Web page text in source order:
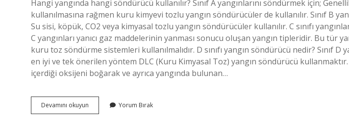
Hangi yangında hangi söndürücü kullanılır? Sınıf A yangınlarını söndürmek için;
kullanılmasına rağmen kuru kimyevi tozlu yangın söndürücüler de kullanılır. Sınıf B
Su sisi, köpük, CO2 veya kimyasal tozlu yangın söndürücüler kullanılır. C sınıfı
C yangınları yanıcı gaz maddelerinin yanması sonucu oluşan yangın tipleridir. Bu tür
kuru toz söndürme sistemleri kullanılmalıdır. D sınıfı yangın söndürücü nedir? Sınıf D
en iyi ve tek önerilen yöntem DLC (Kuru Kimyasal Toz) yangın söndürücü kullanmaktır.
içerdiği oksijeni boğarak ve ayrıca yangında bulunan…
Devamını okuyun
Sınıfları
Yorum Bırak